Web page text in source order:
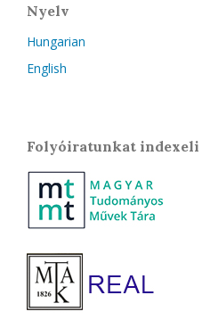
Nyelv
Hungarian
English
Folyóiratunkat indexeli